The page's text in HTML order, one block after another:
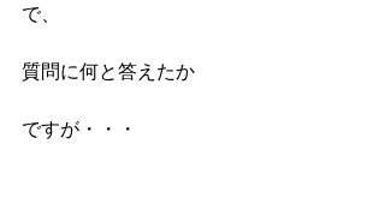
で、
質問に何と答えたか
ですが・・・